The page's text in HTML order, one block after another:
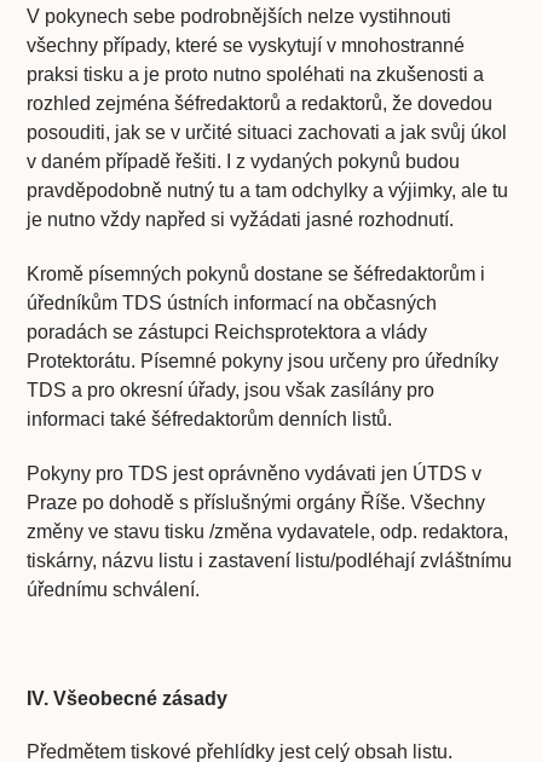
V pokynech sebe podrobnějších nelze vystihnouti
všechny případy, které se vyskytují v mnohostranné
praksi tisku a je proto nutno spoléhati na zkušenosti a
rozhled zejména šéfredaktorů a redaktorů, že dovedou
posouditi, jak se v určité situaci zachovati a jak svůj úkol
v daném případě řešiti. I z vydaných pokynů budou
pravděpodobně nutný tu a tam odchylky a výjimky, ale tu
je nutno vždy napřed si vyžádati jasné rozhodnutí.
Kromě písemných pokynů dostane se šéfredaktorům i
úředníkům TDS ústních informací na občasných
poradách se zástupci Reichsprotektora a vlády
Protektorátu. Písemné pokyny jsou určeny pro úředníky
TDS a pro okresní úřady, jsou však zasílány pro
informaci také šéfredaktorům denních listů.
Pokyny pro TDS jest oprávněno vydávati jen ÚTDS v
Praze po dohodě s příslušnými orgány Říše. Všechny
změny ve stavu tisku /změna vydavatele, odp. redaktora,
tiskárny, názvu listu i zastavení listu/podléhají zvláštnímu
úřednímu schválení.
IV. Všeobecné zásady
Předmětem tiskové přehlídky jest celý obsah listu.